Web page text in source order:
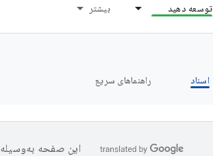
توسعه دهید بیشتر
اسناد راهنماهای سریع
این صفحه به‌وسیله